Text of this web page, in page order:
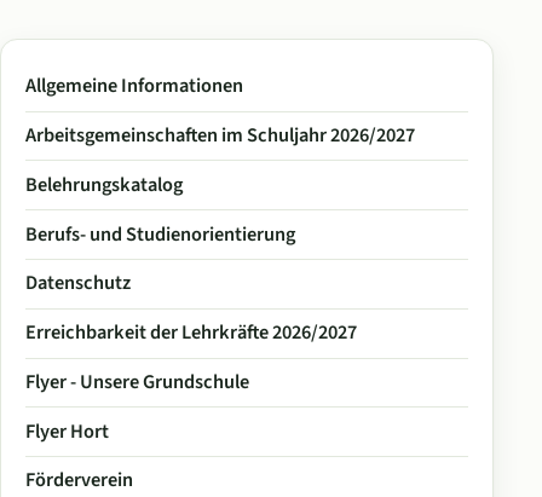
Allgemeine Informationen
Arbeitsgemeinschaften im Schuljahr 2026/2027
Belehrungskatalog
Berufs- und Studienorientierung
Datenschutz
Erreichbarkeit der Lehrkräfte 2026/2027
Flyer - Unsere Grundschule
Flyer Hort
Förderverein